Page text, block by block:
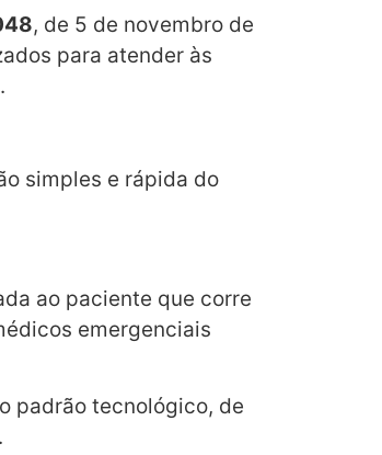
, de 5 de novembro de
para atender às
simples e rápida do
ao paciente que corre
emergenciais
padrão tecnológico, de